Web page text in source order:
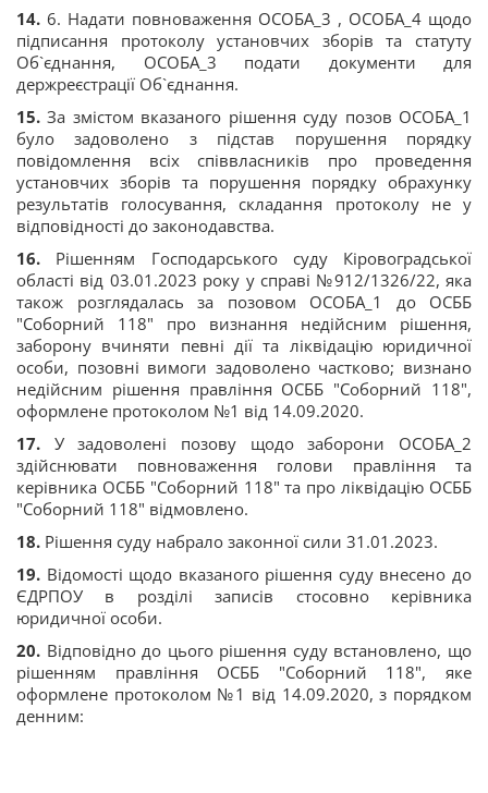
14. 6. Надати повноваження ОСОБА_3 , ОСОБА_4 щодо
підписання протоколу установчих зборів та статуту
Об`єднання, ОСОБА_3 подати документи для
держреєстрації Об`єднання.
15.За змістом вказаного рішення суду позов ОСОБА_1
було задоволено з підстав порушення порядку
повідомлення всіх співвласників про проведення
установчих зборів та порушення порядку обрахунку
результатів голосування, складання протоколу не у
відповідності до законодавства.
16. Рішенням Господарського суду Кіровоградської
області від 03.01.2023 року у справі №912/1326/22, яка
також розглядалась за позовом ОСОБА_1 до ОСББ
"Соборний 118" про визнання недійсним рішення,
заборону вчиняти певні дії та ліквідацію юридичної
особи, позовні вимоги задоволено частково; визнано
недійсним рішення правління ОСББ "Соборний 118",
оформлене протоколом №1 від 14.09.2020.
17. У задоволені позову щодо заборони ОСОБА_2
здійснювати повноваження голови правління та
керівника ОСББ "Соборний 118" та про ліквідацію ОСББ
"Соборний 118" відмовлено.
18. Рішення суду набрало законної сили 31.01.2023.
19. Відомості щодо вказаного рішення суду внесено до
ЄДРПОУ в розділі записів стосовно керівника
юридичної особи.
20. Відповідно до цього рішення суду встановлено, що
рішенням правління ОСББ "Соборний 118", яке
оформлене протоколом №1 від 14.09.2020, з порядком
денним: